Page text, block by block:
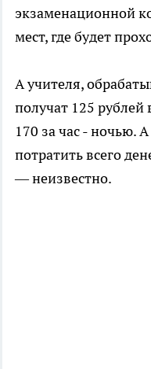
экзаменационной
мест, где будет
А учителя,
получат 125 рублей
170 за час - ночью.
потратить всего
— неизвестно.